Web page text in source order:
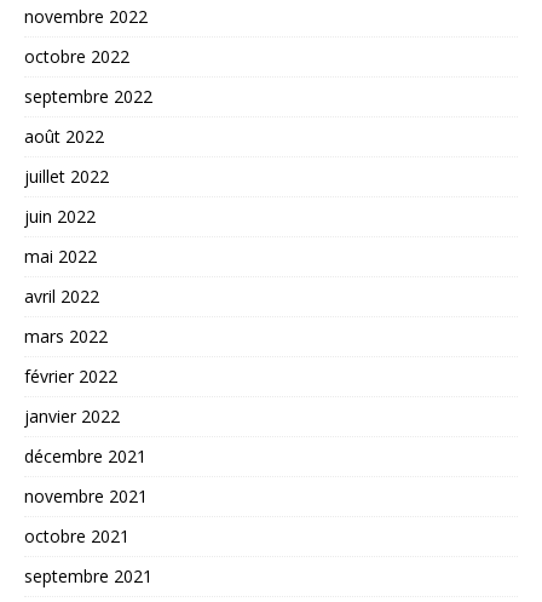
novembre 2022
octobre 2022
septembre 2022
août 2022
juillet 2022
juin 2022
mai 2022
avril 2022
mars 2022
février 2022
janvier 2022
décembre 2021
novembre 2021
octobre 2021
septembre 2021